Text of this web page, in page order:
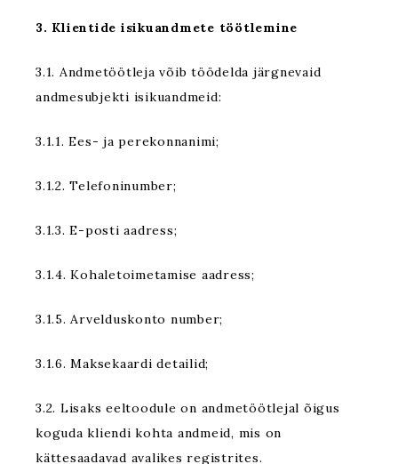
3. Klientide isikuandmete töötlemine
3.1. Andmetöötleja võib töödelda järgnevaid
andmesubjekti isikuandmeid:
3.1.1. Ees- ja perekonnanimi;
3.1.2. Telefoninumber;
3.1.3. E-posti aadress;
3.1.4. Kohaletoimetamise aadress;
3.1.5. Arvelduskonto number;
3.1.6. Maksekaardi detailid;
3.2. Lisaks eeltoodule on andmetöötlejal õigus
koguda kliendi kohta andmeid, mis on
kättesaadavad avalikes registrites.